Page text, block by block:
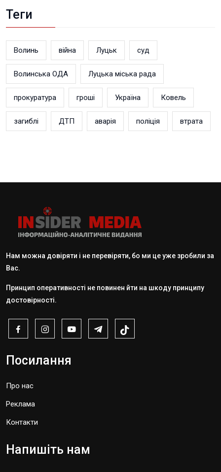
Теги
Волинь війна Луцьк суд
Волинська ОДА Луцька міська рада
прокуратура гроші Україна Ковель
загиблі ДТП аварія поліція втрата
Нам можна довіряти і не перевіряти, бо ми це уже зробили за
Вас.
Принцип оперативності не повинен йти на шкоду принципу
достовірності.
Посилання
Про нас
Реклама
Контакти
Напишіть нам